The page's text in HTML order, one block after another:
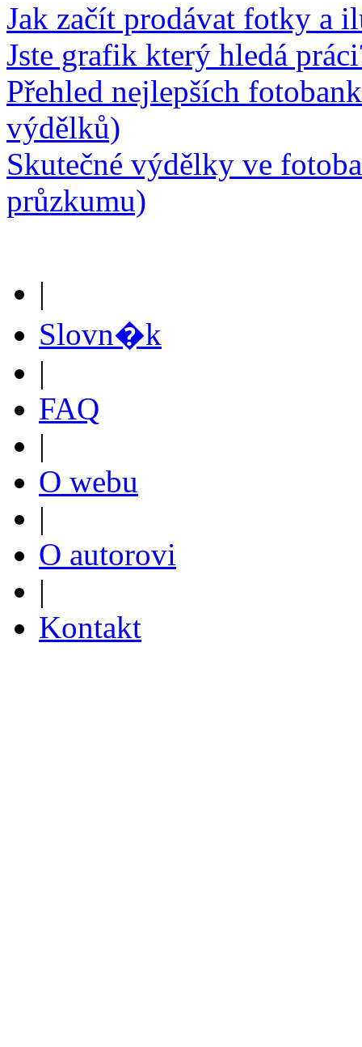
Jak začít prodávat fotky a
Jste grafik který hledá
Přehled nejlepších
výdělků)
Skutečné výdělky ve
průzkumu)
|
Slovn�k
|
FAQ
|
O webu
|
O autorovi
|
Kontakt